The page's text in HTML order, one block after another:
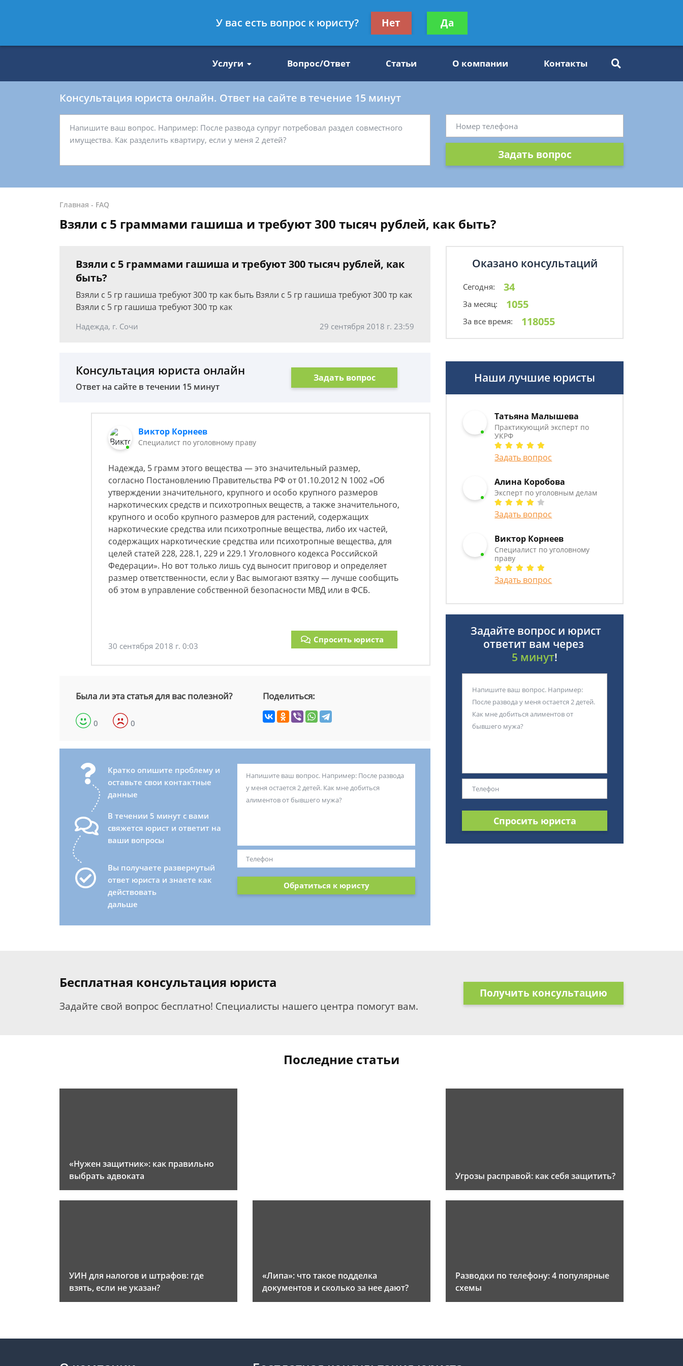
8 812 509-27-47
Получите консультацию
бесплатно
Услуги Вопрос/Ответ Статьи О компании Контакты
Консультация юриста онлайн. Ответ на сайте в течение 15 минут
Задать вопрос
Главная - FAQ
Взяли с 5 граммами гашиша и требуют 300 тысяч рублей, как быть?
Взяли с 5 граммами гашиша и требуют 300 тысяч рублей, как
быть?
Взяли с 5 гр гашиша требуют 300 тр как быть Взяли с 5 гр гашиша требуют 300 тр как
Взяли с 5 гр гашиша требуют 300 тр как
Надежда, г. Сочи 29 сентября 2018 г. 23:59
Консультация юриста онлайн
Ответ на сайте в течении 15 минут
Задать вопрос
Виктор Корнеев
Cпециалист по уголовному праву
Надежда, 5 грамм этого вещества — это значительный размер,
согласно Постановлению Правительства РФ от 01.10.2012 N 1002 «Об
утверждении значительного, крупного и особо крупного размеров
наркотических средств и психотропных веществ, а также значительного,
крупного и особо крупного размеров для растений, содержащих
наркотические средства или психотропные вещества, либо их частей,
содержащих наркотические средства или психотропные вещества, для
целей статей 228, 228.1, 229 и 229.1 Уголовного кодекса Российской
Федерации». Но вот только лишь суд выносит приговор и определяет
размер ответственности, если у Вас вымогают взятку — лучше сообщить
об этом в управление собственной безопасности МВД или в ФСБ.
30 сентября 2018 г. 0:03
Спросить юриста
Была ли эта статья для вас полезной?
0 0
Поделиться:
Кратко опишите проблему и
оставьте свои контактные
данные
В течении 5 минут с вами
свяжется юрист и ответит на
ваши вопросы
Вы получаете развернутый
ответ юриста и знаете как
действовать
дальше
Обратиться к юристу
Оказано консультаций
Сегодня: 34
За месяц: 1055
За все время: 118055
Наши лучшие юристы
Татьяна Малышева
Практикующий эксперт по
УКРФ
Задать вопрос
Алина Коробова
Эксперт по уголовным делам
Задать вопрос
Виктор Корнеев
Cпециалист по уголовному
праву
Задать вопрос
Задайте вопрос и юрист
ответит вам через
5 минут!
Спросить юриста
Бесплатная консультация юриста
Задайте свой вопрос бесплатно! Специалисты нашего центра помогут вам.
Получить консультацию
Последние статьи
«Нужен защитник»: как правильно
выбрать адвоката
Угрозы расправой: как себя защитить?
УИН для налогов и штрафов: где
взять, если не указан?
«Липа»: что такое подделка
документов и сколько за нее дают?
Разводки по телефону: 4 популярные
схемы
У вас есть вопрос к юристу? Нет Да